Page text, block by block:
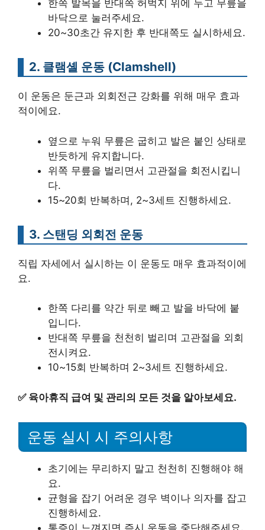
한쪽 발목을 반대쪽 허벅지 위에 두고 무릎을
바닥으로 눌러주세요.
20~30초간 유지한 후 반대쪽도 실시하세요.
2. 클램셸 운동 (Clamshell)
이 운동은 둔근과 외회전근 강화를 위해 매우 효과
적이에요.
옆으로 누워 무릎은 굽히고 발은 붙인 상태로
반듯하게 유지합니다.
위쪽 무릎을 벌리면서 고관절을 회전시킵니
다.
15~20회 반복하며, 2~3세트 진행하세요.
3. 스탠딩 외회전 운동
직립 자세에서 실시하는 이 운동도 매우 효과적이에
요.
한쪽 다리를 약간 뒤로 빼고 발을 바닥에 붙
입니다.
반대쪽 무릎을 천천히 벌리며 고관절을 외회
전시켜요.
10~15회 반복하며 2~3세트 진행하세요.
✅ 육아휴직 급여 및 관리의 모든 것을 알아보세요.
운동 실시 시 주의사항
초기에는 무리하지 말고 천천히 진행해야 해
요.
균형을 잡기 어려운 경우 벽이나 의자를 잡고
진행하세요.